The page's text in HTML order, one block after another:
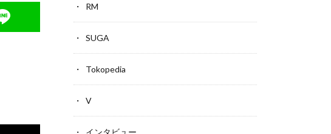
RM
SUGA
Tokopedia
V